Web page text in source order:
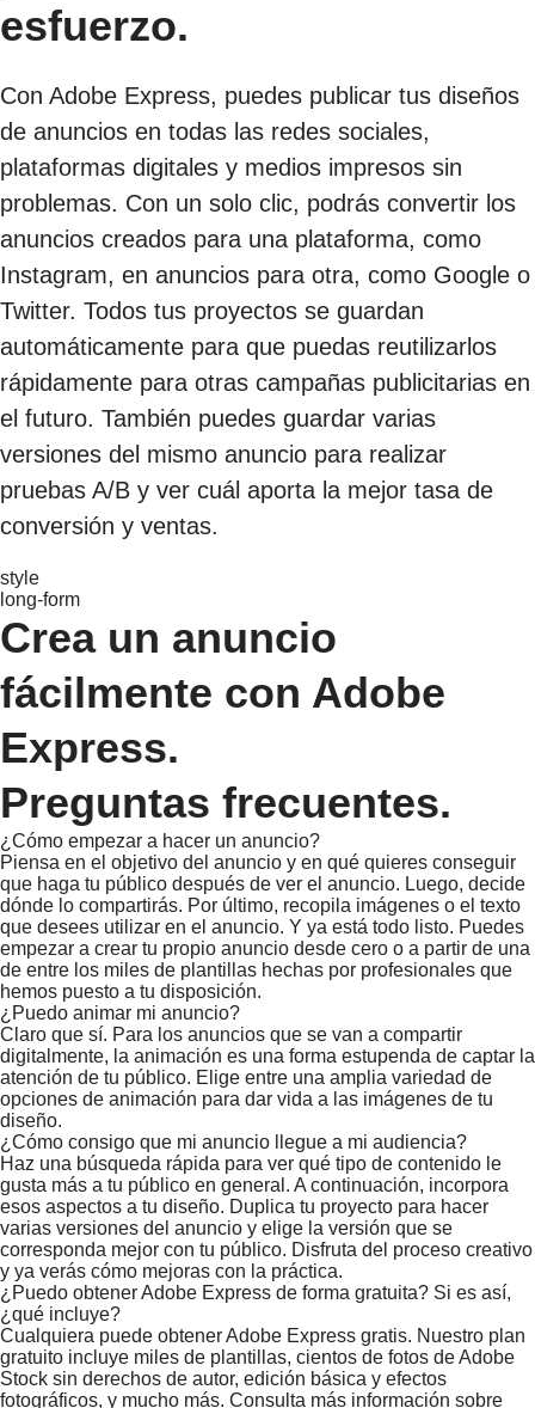
esfuerzo.
Con Adobe Express, puedes publicar tus diseños
de anuncios en todas las redes sociales,
plataformas digitales y medios impresos sin
problemas. Con un solo clic, podrás convertir los
anuncios creados para una plataforma, como
Instagram, en anuncios para otra, como Google o
Twitter. Todos tus proyectos se guardan
automáticamente para que puedas reutilizarlos
rápidamente para otras campañas publicitarias en
el futuro. También puedes guardar varias
versiones del mismo anuncio para realizar
pruebas A/B y ver cuál aporta la mejor tasa de
conversión y ventas.
style
long-form
Crea un anuncio
fácilmente con Adobe
Express.
Preguntas frecuentes.
¿Cómo empezar a hacer un anuncio?
Piensa en el objetivo del anuncio y en qué quieres conseguir
que haga tu público después de ver el anuncio. Luego, decide
dónde lo compartirás. Por último, recopila imágenes o el texto
que desees utilizar en el anuncio. Y ya está todo listo. Puedes
empezar a crear tu propio anuncio desde cero o a partir de una
de entre los miles de plantillas hechas por profesionales que
hemos puesto a tu disposición.
¿Puedo animar mi anuncio?
Claro que sí. Para los anuncios que se van a compartir
digitalmente, la animación es una forma estupenda de captar la
atención de tu público. Elige entre una amplia variedad de
opciones de animación para dar vida a las imágenes de tu
diseño.
¿Cómo consigo que mi anuncio llegue a mi audiencia?
Haz una búsqueda rápida para ver qué tipo de contenido le
gusta más a tu público en general. A continuación, incorpora
esos aspectos a tu diseño. Duplica tu proyecto para hacer
varias versiones del anuncio y elige la versión que se
corresponda mejor con tu público. Disfruta del proceso creativo
y ya verás cómo mejoras con la práctica.
¿Puedo obtener Adobe Express de forma gratuita? Si es así,
¿qué incluye?
Cualquiera puede obtener Adobe Express gratis. Nuestro plan
gratuito incluye miles de plantillas, cientos de fotos de Adobe
Stock sin derechos de autor, edición básica y efectos
fotográficos, y mucho más. Consulta más información sobre